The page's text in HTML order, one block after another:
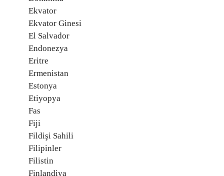
Ekvator
Ekvator Ginesi
El Salvador
Endonezya
Eritre
Ermenistan
Estonya
Etiyopya
Fas
Fiji
Fildişi Sahili
Filipinler
Filistin
Finlandiya